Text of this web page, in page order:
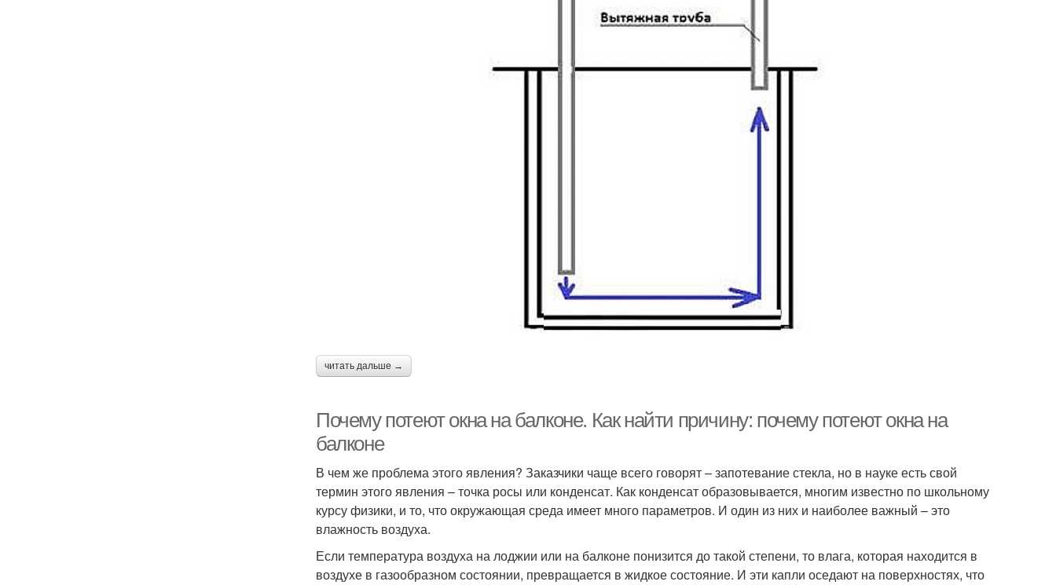
читать дальше →
Почему потеют окна на балконе. Как найти причину: почему потеют окна на
балконе
В чем же проблема этого явления? Заказчики чаще всего говорят – запотевание стекла, но в науке есть свой
термин этого явления – точка росы или конденсат. Как конденсат образовывается, многим известно по школьному
курсу физики, и то, что окружающая среда имеет много параметров. И один из них и наиболее важный – это
влажность воздуха.
Если температура воздуха на лоджии или на балконе понизится до такой степени, то влага, которая находится в
воздухе в газообразном состоянии, превращается в жидкое состояние. И эти капли оседают на поверхностях, что